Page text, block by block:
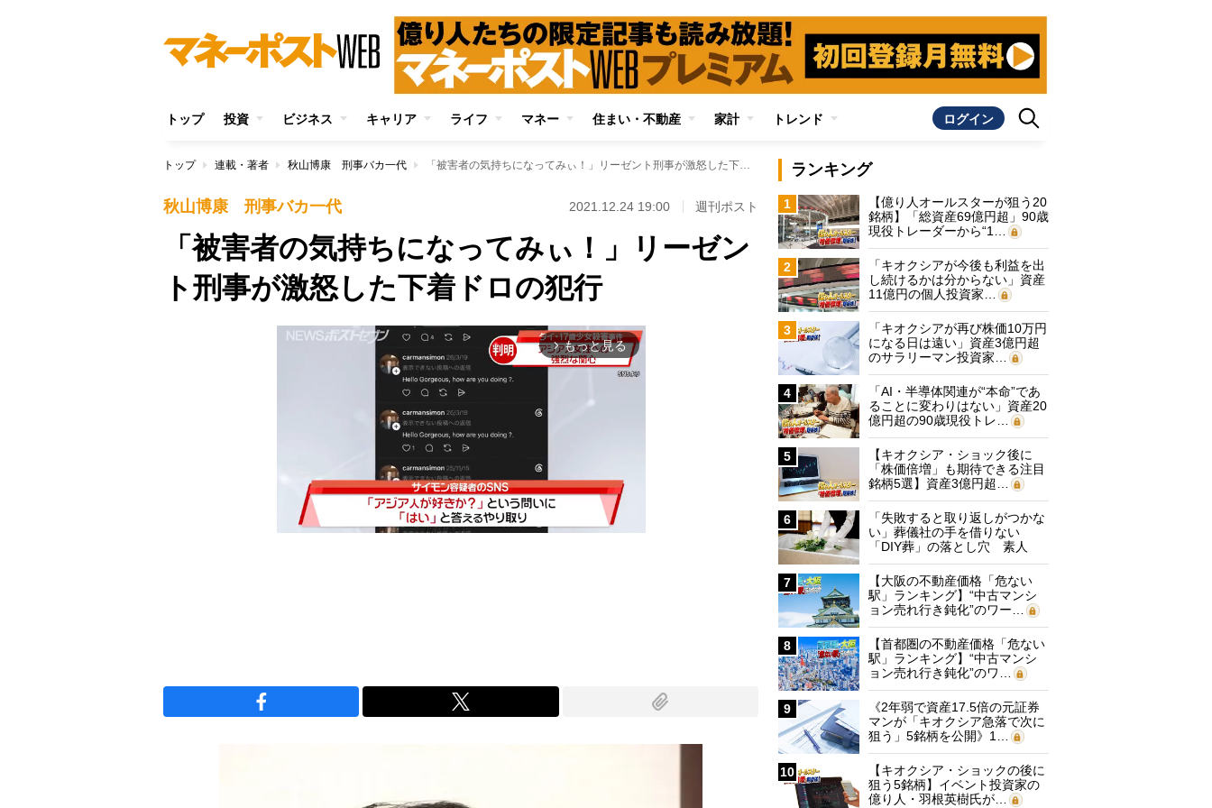
トップ 投資 ビジネス キャリア ライフ マネー 住まい・不動産 家計 トレンド ログイン
トップ 連載・著者 秋山博康 刑事バカ一代 「被害者の気持ちになってみぃ！」リーゼント刑事が激怒した下着ドロの犯行
秋山博康 刑事バカ一代 2021.12.24 19:00 週刊ポスト
「被害者の気持ちになってみぃ！」リーゼン
ト刑事が激怒した下着ドロの犯行
arrow_forward_ios もっと見る
ランキング
1
【億り人オールスターが狙う20
銘柄】「総資産69億円超」90歳
現役トレーダーから“1…
2
「キオクシアが今後も利益を出
し続けるかは分からない」資産
11億円の個人投資家…
3
「キオクシアが再び株価10万円
になる日は遠い」資産3億円超
のサラリーマン投資家…
4
「AI・半導体関連が“本命”であ
ることに変わりはない」資産20
億円超の90歳現役トレ…
5
【キオクシア・ショック後に
「株価倍増」も期待できる注目
銘柄5選】資産3億円超…
6
「失敗すると取り返しがつかな
い」葬儀社の手を借りない
「DIY葬」の落とし穴 素人
に…
7
【大阪の不動産価格「危ない
駅」ランキング】“中古マンシ
ョン売れ行き鈍化”のワー…
8
【首都圏の不動産価格「危ない
駅」ランキング】“中古マンシ
ョン売れ行き鈍化”のワ…
9
《2年弱で資産17.5倍の元証券
マンが「キオクシア急落で次に
狙う」5銘柄を公開》1…
10
【キオクシア・ショックの後に
狙う5銘柄】イベント投資家の
億り人・羽根英樹氏が…